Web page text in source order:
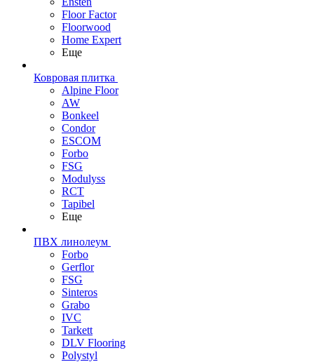
Floor Factor
Floorwood
Home Expert
Еще
Ковровая плитка
Alpine Floor
AW
Bonkeel
Condor
ESCOM
Forbo
FSG
Modulyss
RCT
Tapibel
Еще
ПВХ линолеум
Forbo
Gerflor
FSG
Sinteros
Grabo
IVC
Tarkett
DLV Flooring
Polystyl